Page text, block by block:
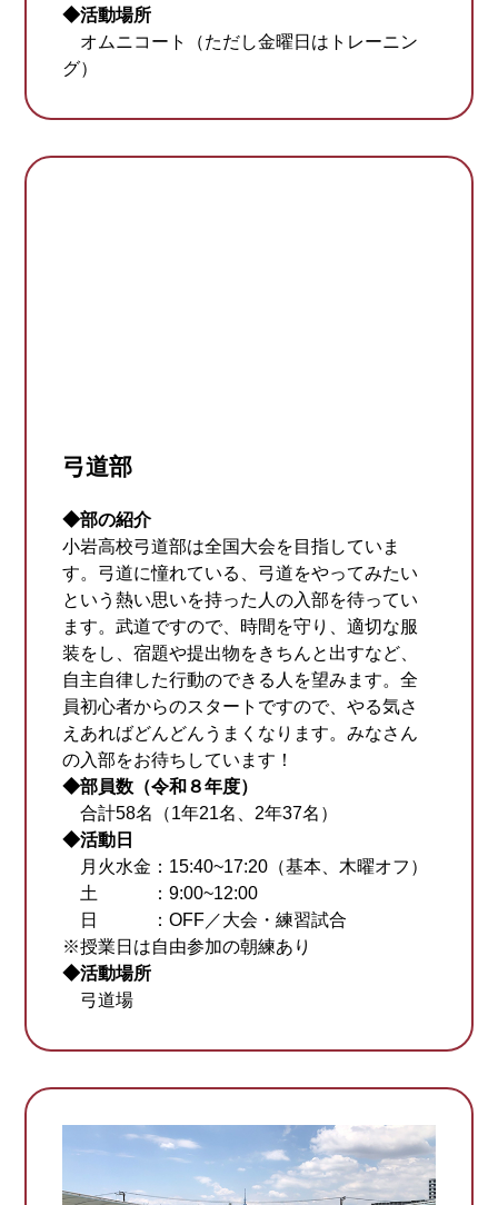
◆活動場所
オムニコート（ただし金曜日はトレーニン
グ）
弓道部
◆部の紹介
小岩高校弓道部は全国大会を目指していま
す。弓道に憧れている、弓道をやってみたい
という熱い思いを持った人の入部を待ってい
ます。武道ですので、時間を守り、適切な服
装をし、宿題や提出物をきちんと出すなど、
自主自律した行動のできる人を望みます。全
員初心者からのスタートですので、やる気さ
えあればどんどんうまくなります。みなさん
の入部をお待ちしています！
◆部員数（令和８年度）
合計58名（1年21名、2年37名）
◆活動日
月火水金：15:40~17:20（基本、木曜オフ）
土 ：9:00~12:00
日 ：OFF／大会・練習試合
※授業日は自由参加の朝練あり
◆活動場所
弓道場